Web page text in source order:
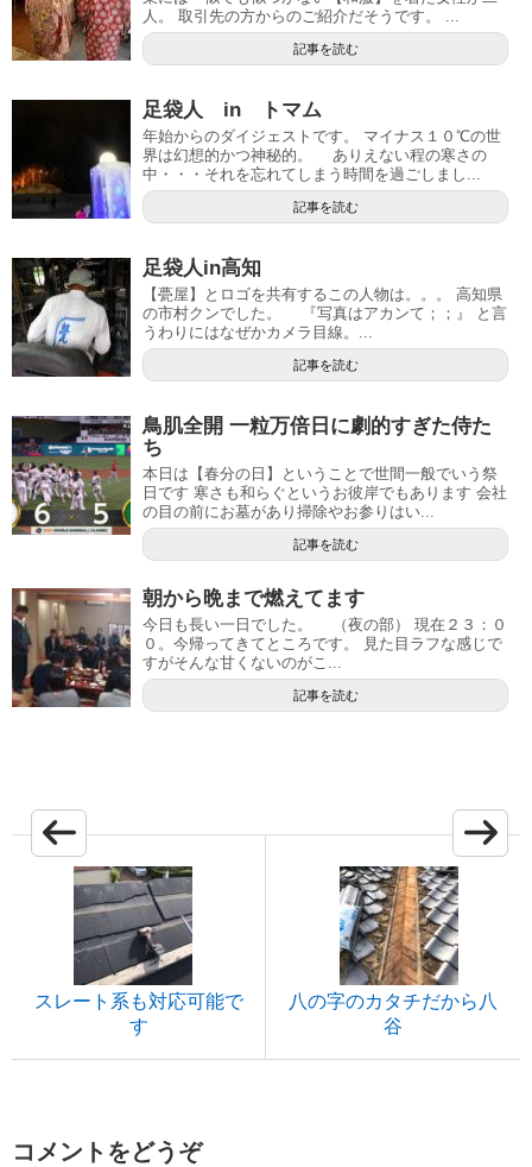
人。 取引先の方からのご紹介だそうです。 ...
記事を読む
足袋人 in トマム
年始からのダイジェストです。 マイナス１０℃の世
界は幻想的かつ神秘的。 ありえない程の寒さの
中・・・それを忘れてしまう時間を過ごしまし...
記事を読む
足袋人in高知
【甍屋】とロゴを共有するこの人物は。。。 高知県
の市村クンでした。 『写真はアカンて；；』 と言
うわりにはなぜかカメラ目線。...
記事を読む
鳥肌全開 一粒万倍日に劇的すぎた侍た
ち
本日は【春分の日】ということで世間一般でいう祭
日です 寒さも和らぐというお彼岸でもあります 会社
の目の前にお墓があり掃除やお参りはい...
記事を読む
朝から晩まで燃えてます
今日も長い一日でした。 （夜の部） 現在２３：０
０。今帰ってきてところです。 見た目ラフな感じで
すがそんな甘くないのがこ...
記事を読む
スレート系も対応可能で
す
八の字のカタチだから八
谷
コメントをどうぞ